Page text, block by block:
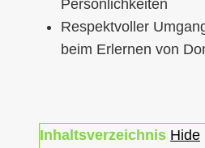
Persönlichkeiten
Respektvoller
beim Erlernen von
Inhaltsverzeichnis Hide